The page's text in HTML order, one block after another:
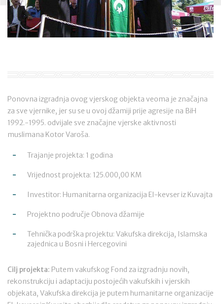
Ponovna izgradnja ovog vjerskog objekta veoma je značajna
za sve vjernike, jer su se u ovoj džamiji prije agresije na BiH
1992.-1995. odvijale sve značajne vjerske aktivnosti
muslimana Kotor Varoša.
Trajanje projekta: 1 godina
Vrijednost projekta: 125.000,00 KM
Investitor: Humanitarna organizacija El-kevser iz Kuvajta
Projektno područje Obnova džamije
Tehnička podrška projektu: Vakufska direkcija, Islamska
zajednica u Bosni i Hercegovini
Cilj projekta: Putem vakufskog Fond za izgradnju novih,
rekonstrukciju i adaptaciju postojećih vakufskih i vjerskih
objekata, Vakufska direkcija je putem humanitarne organizacije